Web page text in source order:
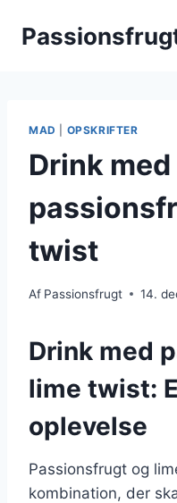
MAD OPSKRIFTER
Drink med
twist
Af Passionsfrugt 14.
Drink med
lime twist:
oplevelse
Passionsfrugt og
kombination, der